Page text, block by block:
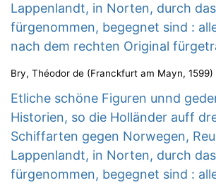
Lappenlandt, in Norten, durch
fürgenommen, begegnet sind :
nach dem rechten Original
Bry, Théodor de (Franckfurt am Mayn, 1599)
Etliche schöne Figuren unnd
Historien, so die Holländer auff
Schiffarten gegen Norwegen,
Lappenlandt, in Norten, durch
fürgenommen, begegnet sind :